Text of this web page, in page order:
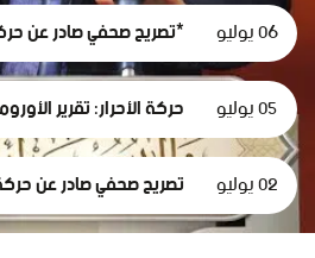
06 يوليو
05 يوليو
02 يوليو